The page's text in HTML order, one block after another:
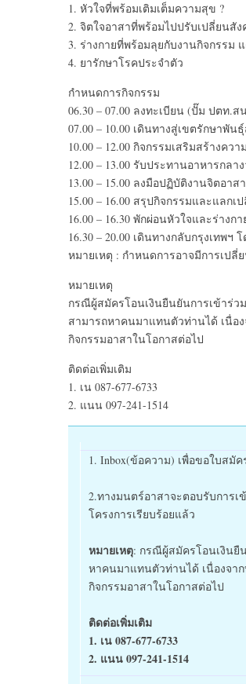
1. หัวใจที่พร้อมเติมเต็มความสุข ?
2. จิตใจอาสาที่พร้อมไปปรับเปลี่ยนสั
3. ร่างกายที่พร้อมลุยกับงานกิจกรรม
4. ยารักษาโรคประจำตัว
กำหนดการกิจกรรม
06.30 – 07.00 ลงทะเบียน (ปั๊ม ปตท.ส
07.00 – 10.00 เดินทางสู่เขตรักษาพั
10.00 – 12.00 กิจกรรมเสริมสร้าง
12.00 – 13.00 รับประทานอาหารกลา
13.00 – 15.00 ลงมือปฏิบัติงานจิตอา
15.00 – 16.00 สรุปกิจกรรมและแลก
16.00 – 16.30 พักผ่อนหัวใจและร่างก
16.30 – 20.00 เดินทางกลับกรุงเทพฯ
หมายเหตุ : กำหนดการอาจมีการเปลี่
หมายเหตุ
กรณีผู้สมัครโอนเงินยืนยันการเข้าร่
สามารถหาคนมาแทนตัวท่านได้ เนื่อ
กิจกรรมอาสาในโอกาสต่อไป
ติดต่อเพิ่มเติม
1. เน 087-677-6733
2. แนน 097-241-1514
1. Inbox(ข้อความ) เพื่อขอใบสมั
2.ทางมนตร์อาสาจะตอบรับการ
โครงการเรียบร้อยแล้ว
หมายเหตุ: กรณีผู้สมัครโอนเงินยื
หาคนมาแทนตัวท่านได้ เนื่องจา
กิจกรรมอาสาในโอกาสต่อไป
ติดต่อเพิ่มเติม
1. เน 087-677-6733
2. แนน 097-241-1514